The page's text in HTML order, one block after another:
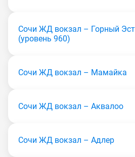
Сочи ЖД вокзал – Горный
(уровень 960)
Сочи ЖД вокзал – Мамайка
Сочи ЖД вокзал – Аквалоо
Сочи ЖД вокзал – Адлер